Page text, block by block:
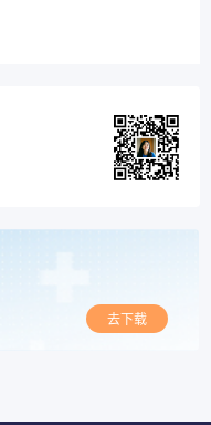
去下载